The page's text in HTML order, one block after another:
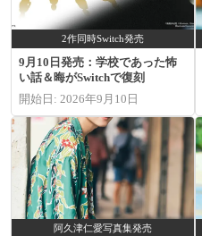
2作同時Switch発売
9月10日発売：学校であった怖
い話＆晦がSwitchで復刻
開始日: 2026年9月10日
阿久津仁愛写真集発売